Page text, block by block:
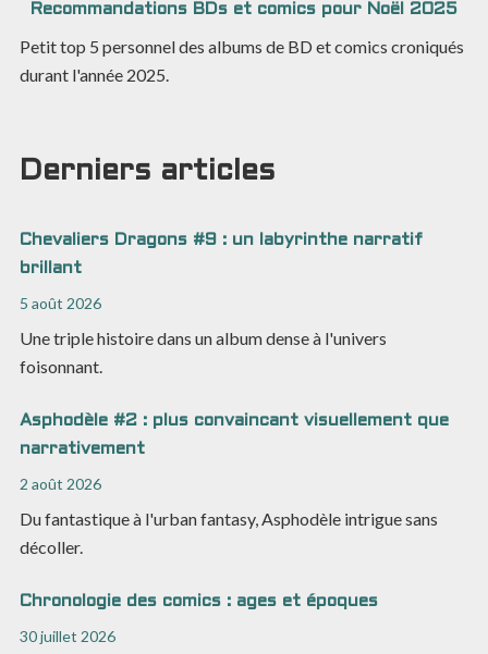
Recommandations BDs et comics pour Noël 2025
Petit top 5 personnel des albums de BD et comics croniqués
durant l'année 2025.
Derniers articles
Chevaliers Dragons #9 : un labyrinthe narratif
brillant
5 août 2026
Une triple histoire dans un album dense à l'univers
foisonnant.
Asphodèle #2 : plus convaincant visuellement que
narrativement
2 août 2026
Du fantastique à l'urban fantasy, Asphodèle intrigue sans
décoller.
Chronologie des comics : ages et époques
30 juillet 2026